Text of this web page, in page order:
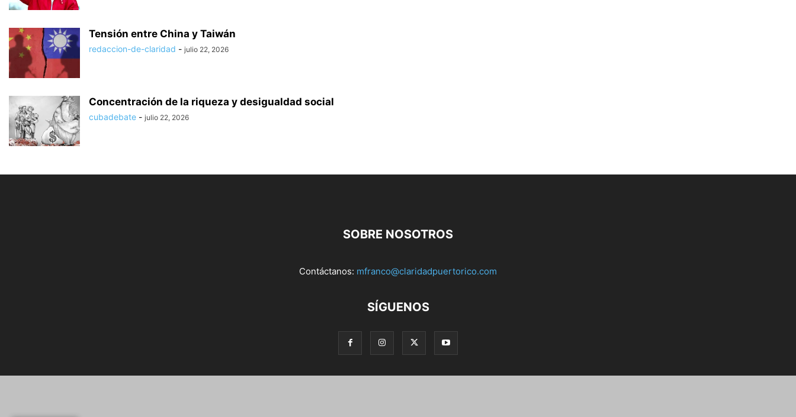
Tensión entre China y Taiwán
redaccion-de-claridad - julio 22, 2026
Concentración de la riqueza y desigualdad social
cubadebate - julio 22, 2026
SOBRE NOSOTROS
Contáctanos: mfranco@claridadpuertorico.com
SÍGUENOS